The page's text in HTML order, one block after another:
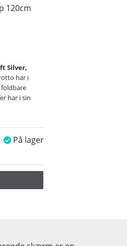
120cm
Silver,
har i
foldbare
har i sin
På lager